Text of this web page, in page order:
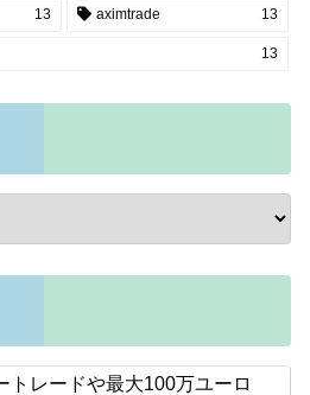
13 aximtrade 13
13
トレードや最大100万ユーロ